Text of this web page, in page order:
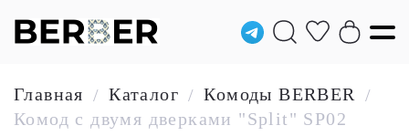
Главная / Каталог / Комоды BERBER /
Комод с двумя дверками "Split" SP02